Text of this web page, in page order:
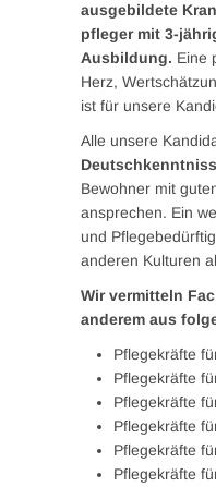
ausgebildete
pfleger mit 3-
Ausbildung. Eine
Herz,
ist für unsere
Alle unsere
Bewohner mit
ansprechen. Ein
und
anderen Kulturen
Wir vermitteln
anderem aus
Pflegekräfte
Pflegekräfte
Pflegekräfte
Pflegekräfte
Pflegekräfte
Pflegekräfte